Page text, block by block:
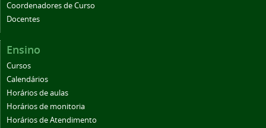
Coordenadores de Curso
Docentes
Ensino
Cursos
Calendários
Horários de aulas
Horários de monitoria
Horários de Atendimento